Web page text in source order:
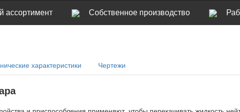
ассортимент Собственное производство
характеристики Чертежи